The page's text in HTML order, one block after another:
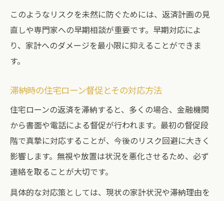
このようなリスクを未然に防ぐためには、返済計画の見
直しや専門家への早期相談が重要です。早期対応によ
り、家計へのダメージを最小限に抑えることができま
す。
滞納時の住宅ローン督促とその対応方法
住宅ローンの返済を滞納すると、多くの場合、金融機関
から書面や電話による督促が行われます。最初の督促段
階で真摯に対応することが、今後のリスク回避に大きく
影響します。無視や放置は状況を悪化させるため、必ず
連絡を取ることが大切です。
具体的な対応策としては、現状の家計状況や滞納理由を